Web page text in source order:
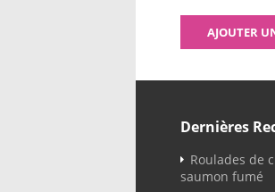
Dernières
Roulades de
saumon fumé